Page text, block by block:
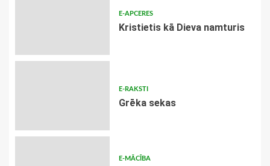
E-APCERES
Kristietis kā Dieva namturis
E-RAKSTI
Grēka sekas
E-MĀCĪBA